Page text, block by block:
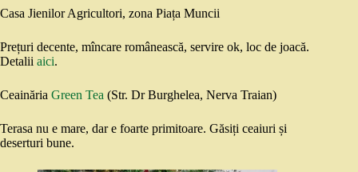
Casa Jienilor Agricultori, zona Piața Muncii
Prețuri decente, mîncare românească, servire ok, loc de joacă.
Detalii aici.
Ceainăria Green Tea (Str. Dr Burghelea, Nerva Traian)
Terasa nu e mare, dar e foarte primitoare. Găsiți ceaiuri și
deserturi bune.